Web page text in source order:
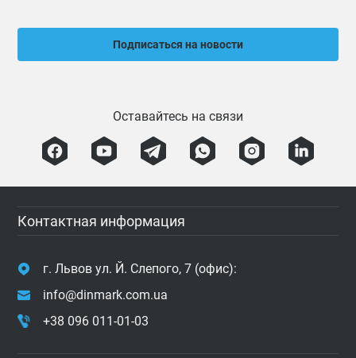
Подписаться на новости
Оставайтесь на связи
Контактная информация
г. Львов ул. Й. Слепого, 7 (офис):
info@dinmark.com.ua
+38 096 011-01-03